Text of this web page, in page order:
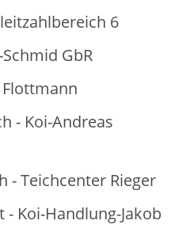
6
GbR
Flottmann
- Koi-Andreas
- Teichcenter Rieger
Koi-Handlung-Jakob